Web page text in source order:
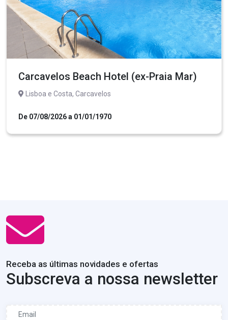
Carcavelos Beach Hotel (ex-Praia Mar)
Lisboa e Costa, Carcavelos
De 07/08/2026 a 01/01/1970
Receba as últimas novidades e ofertas
Subscreva a nossa newsletter